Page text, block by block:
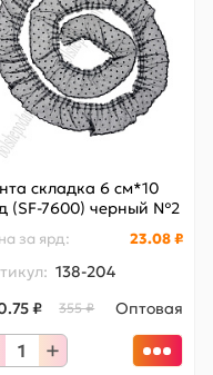
складка 6 см*10
(SF-7600) черный №2
за ярд: 23.08 ₽
138-204
₽
355 ₽ Оптовая
+